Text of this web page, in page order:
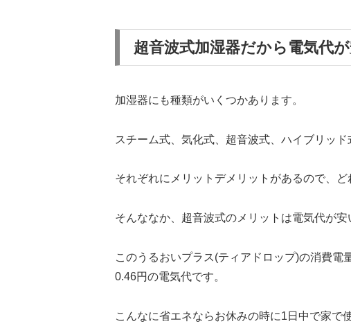
超音波式加湿器だから電気代
加湿器にも種類がいくつかあります。
スチーム式、気化式、超音波式、ハイブリッド
それぞれにメリットデメリットがあるので、ど
そんななか、超音波式のメリットは電気代が安
このうるおいプラス(ティアドロップ)の消費
0.46円の電気代です。
こんなに省エネならお休みの時に1日中で家で